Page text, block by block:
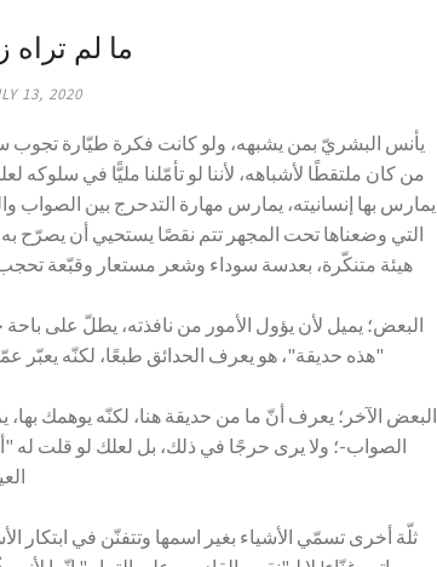
ما لم تراه
13, 2020
يأنس البشريّ بمن يشبهه، ولو كانت فكرة طيّارة تجوب
من كان ملتقطًا لأشباهه، لأننا لو تأمّلنا مليًّا في سلوكه
يمارس بها إنسانيته، يمارس مهارة التدحرج بين الصواب
التي وضعناها تحت المجهر تتم نقصًا يستحيي أن يصرّح
هيئة متنكّرة، بعدسة سوداء وشعر مستعار وقبّعة
البعض؛ يميل لأن يؤول الأمور من نافذته، يطلّ على
"هذه حديقة"، هو يعرف الحدائق طبعًا، لكنّه يعبّر
البعض الآخر؛ يعرف أنّ ما من حديقة هنا، لكنّه يوهمك
الصواب-؛ ولا يرى حرجًا في ذلك، بل لعلك لو قلت له
ثلّة أخرى تسمّي الأشياء بغير اسمها وتتفنّن في ابتكار